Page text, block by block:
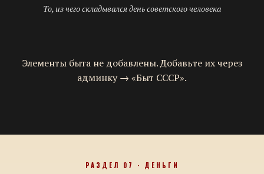
То, из чего складывался день советского человека
Элементы быта не добавлены. Добавьте их через
админку → «Быт СССР».
РАЗДЕЛ 07 · ДЕНЬГИ